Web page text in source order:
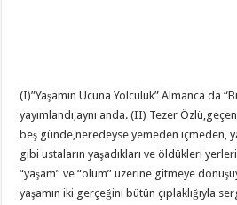
(I)”Yaşamın Ucuna Yolculuk” Almanca da
yayımlandı,aynı anda. (II) Tezer
beş günde,neredeyse yemeden içmeden,
gibi ustaların yaşadıkları ve öldükleri
“yaşam” ve “ölüm” üzerine gitmeye
yaşamın iki gerçeğini bütün çıplaklığıyla